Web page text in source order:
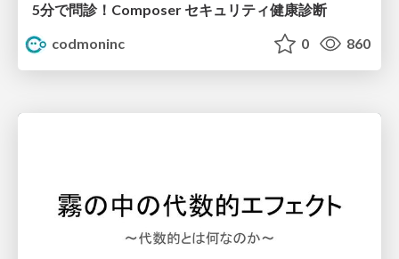
5分で問診！Composer セキュリティ健康診断
codmoninc
0 860